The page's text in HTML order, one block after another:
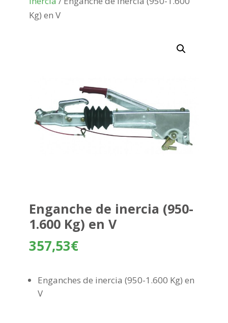
Kg) en V
Enganche de inercia (950-
1.600 Kg) en V
357,53€
Enganches de inercia (950-1.600 Kg) en
V